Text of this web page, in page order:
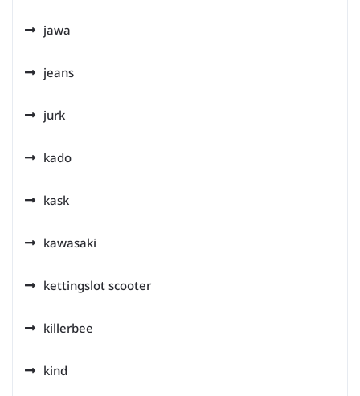
jawa
jeans
jurk
kado
kask
kawasaki
kettingslot scooter
killerbee
kind